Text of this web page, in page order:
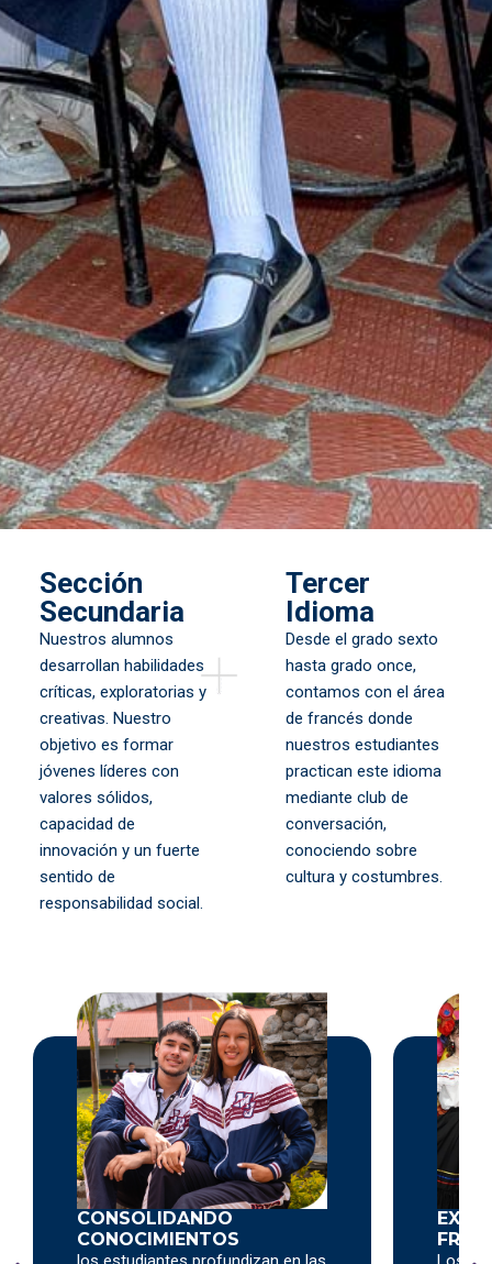
Sección
Secundaria
Nuestros alumnos
desarrollan habilidades
críticas, exploratorias y
creativas. Nuestro
objetivo es formar
jóvenes líderes con
valores sólidos,
capacidad de
innovación y un fuerte
sentido de
responsabilidad social.
Tercer
Idioma
Desde el grado sexto
hasta grado once,
contamos con el área
de francés donde
nuestros estudiantes
practican este idioma
mediante club de
conversación,
conociendo sobre
cultura y costumbres.
EXPLORANDO NUEVAS
FRONTERAS